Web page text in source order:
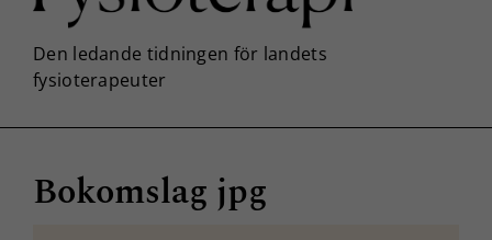
Bokomslag jpg